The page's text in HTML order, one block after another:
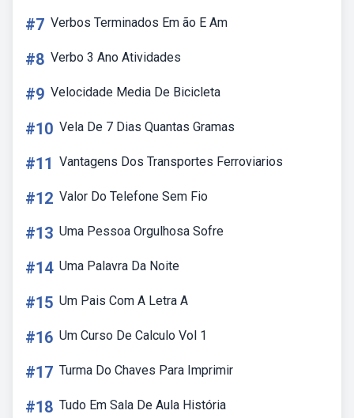
#7 Verbos Terminados Em ão E Am
#8 Verbo 3 Ano Atividades
#9 Velocidade Media De Bicicleta
#10 Vela De 7 Dias Quantas Gramas
#11 Vantagens Dos Transportes Ferroviarios
#12 Valor Do Telefone Sem Fio
#13 Uma Pessoa Orgulhosa Sofre
#14 Uma Palavra Da Noite
#15 Um Pais Com A Letra A
#16 Um Curso De Calculo Vol 1
#17 Turma Do Chaves Para Imprimir
#18 Tudo Em Sala De Aula História